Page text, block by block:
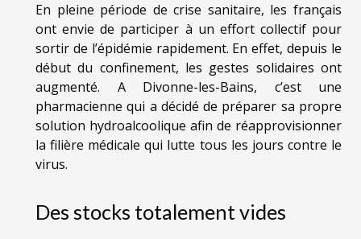
En pleine période de crise sanitaire, les français
ont envie de participer à un effort collectif pour
sortir de l’épidémie rapidement. En effet, depuis le
début du confinement, les gestes solidaires ont
augmenté. A Divonne-les-Bains, c’est une
pharmacienne qui a décidé de préparer sa propre
solution hydroalcoolique afin de réapprovisionner
la filière médicale qui lutte tous les jours contre le
virus.
Des stocks totalement vides